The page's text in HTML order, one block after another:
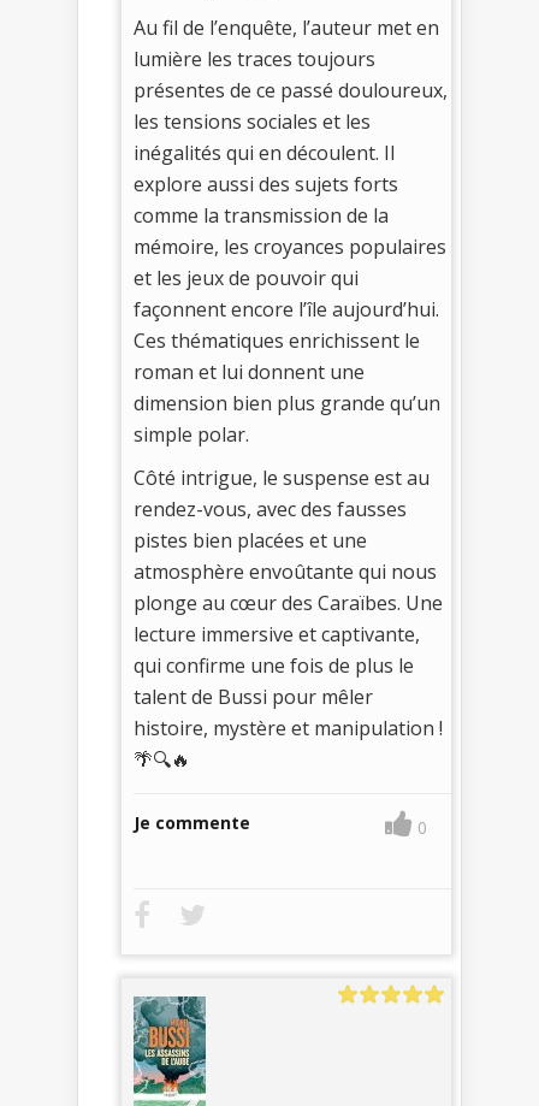
Au fil de l’enquête, l’auteur met en
lumière les traces toujours
présentes de ce passé douloureux,
les tensions sociales et les
inégalités qui en découlent. Il
explore aussi des sujets forts
comme la transmission de la
mémoire, les croyances populaires
et les jeux de pouvoir qui
façonnent encore l’île aujourd’hui.
Ces thématiques enrichissent le
roman et lui donnent une
dimension bien plus grande qu’un
simple polar.
Côté intrigue, le suspense est au
rendez-vous, avec des fausses
pistes bien placées et une
atmosphère envoûtante qui nous
plonge au cœur des Caraïbes. Une
lecture immersive et captivante,
qui confirme une fois de plus le
talent de Bussi pour mêler
histoire, mystère et manipulation !
🌴🔍🔥
Je commente 0